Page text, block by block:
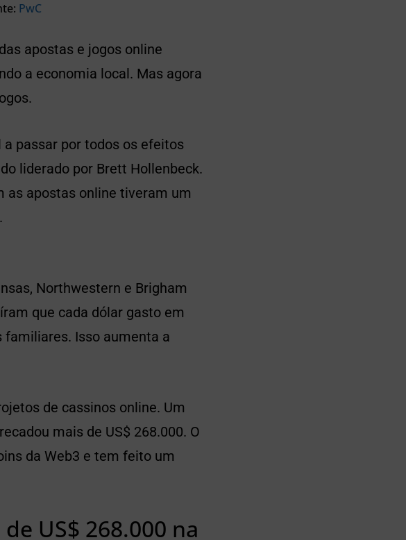
PwC
apostas e jogos online
a economia local. Mas agora
passar por todos os efeitos
liderado por Brett Hollenbeck.
as apostas online tiveram um
Northwestern e Brigham
que cada dólar gasto em
familiares. Isso aumenta a
de cassinos online. Um
mais de US$ 268.000. O
da Web3 e tem feito um
US$ 268.000 na